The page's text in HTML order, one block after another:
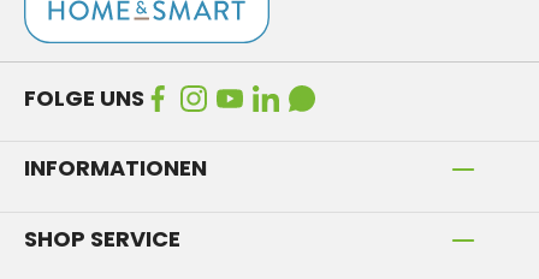
FOLGE UNS
INFORMATIONEN
SHOP SERVICE